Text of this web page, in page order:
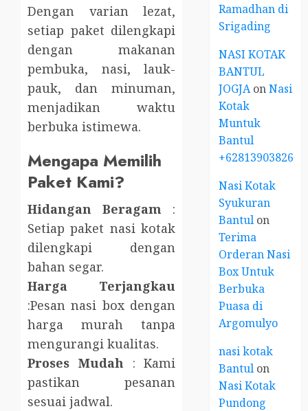
Dengan varian lezat,
setiap paket dilengkapi
dengan makanan
pembuka, nasi, lauk-
pauk, dan minuman,
menjadikan waktu
berbuka istimewa.
Mengapa Memilih
Paket Kami?
Hidangan Beragam :
Setiap paket nasi kotak
dilengkapi dengan
bahan segar.
Harga Terjangkau
:Pesan nasi box dengan
harga murah tanpa
mengurangi kualitas.
Proses Mudah : Kami
pastikan pesanan
sesuai jadwal.
Ramadhan di
Srigading
NASI KOTAK
BANTUL
JOGJAonNasi
Kotak
Muntuk
Bantul
+6281390382667
Nasi Kotak
Syukuran
Bantul on
Terima
Orderan Nasi
Box Untuk
Berbuka
Puasa di
Argomulyo
nasi kotak
Bantul on
Nasi Kotak
Pundong